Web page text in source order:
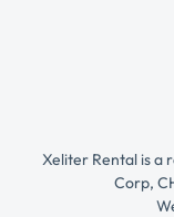
Xeliter Rental is a
Corp,